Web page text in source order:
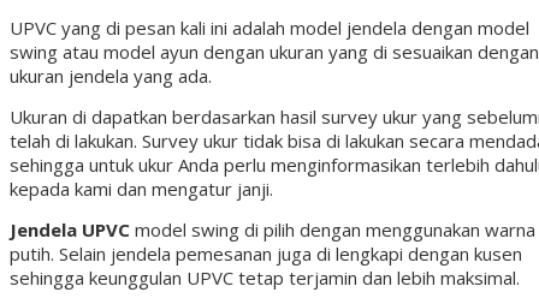
UPVC yang di pesan kali ini adalah model jendela dengan model
swing atau model ayun dengan ukuran yang di sesuaikan dengan
ukuran jendela yang ada.
Ukuran di dapatkan berdasarkan hasil survey ukur yang
telah di lakukan. Survey ukur tidak bisa di lakukan secara
sehingga untuk ukur Anda perlu menginformasikan terlebih
kepada kami dan mengatur janji.
Jendela UPVC model swing di pilih dengan menggunakan warna
putih. Selain jendela pemesanan juga di lengkapi dengan kusen
sehingga keunggulan UPVC tetap terjamin dan lebih maksimal.